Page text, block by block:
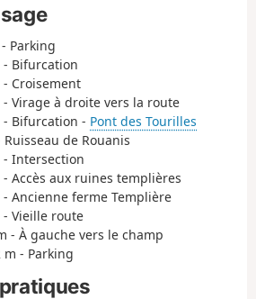
Parking
- Bifurcation
- Croisement
- Virage à droite vers la route
- Bifurcation - Pont des Tourilles
de Rouanis
- Intersection
Accès aux ruines templières
- Ancienne ferme Templière
- Vieille route
- À gauche vers le champ
m - Parking